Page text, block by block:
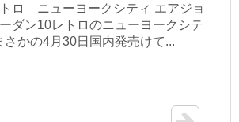
トロ ニューヨークシティ エアジョ
ーダン10レトロのニューヨークシテ
さかの4月30日国内発売けて...